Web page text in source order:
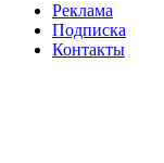
Реклама
Подписка
Контакты